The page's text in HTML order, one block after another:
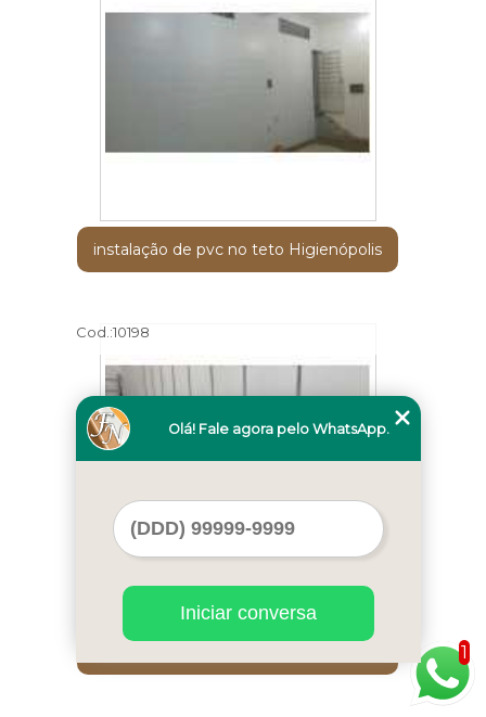
instalação de pvc no teto Higienópolis
Cod.:10198
instalação de pvc no teto valor Vila
1
Olá! Fale agora pelo WhatsApp.
Iniciar conversa